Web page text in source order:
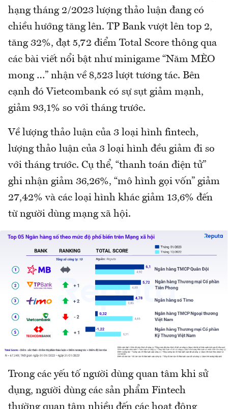
hạng tháng 2/2023 lượng thảo luận đang có
chiều hướng tăng lên. TP Bank vượt lên top 2,
tăng 32%, đạt 5,72 điểm Total Score thông qua
các bài viết nổi bật như minigame “Năm MÈO
mong …” nhận về 8,523 lượt tương tác. Bên
cạnh đó Vietcombank có sự sụt giảm mạnh,
giảm 93,1% so với tháng trước.
Về lượng thảo luận của 3 loại hình fintech,
lượng thảo luận của 3 loại hình đều giảm đi so
với tháng trước. Cụ thể, “thanh toán điện tử”
ghi nhận giảm 36,26%, “mô hình gọi vốn” giảm
27,42% và các loại hình khác giảm 13,6% đến
từ người dùng mạng xã hội.
Trong các yếu tố người dùng quan tâm khi sử
dụng, người dùng các sản phẩm Fintech
thường quan tâm nhiều đến các hoạt động